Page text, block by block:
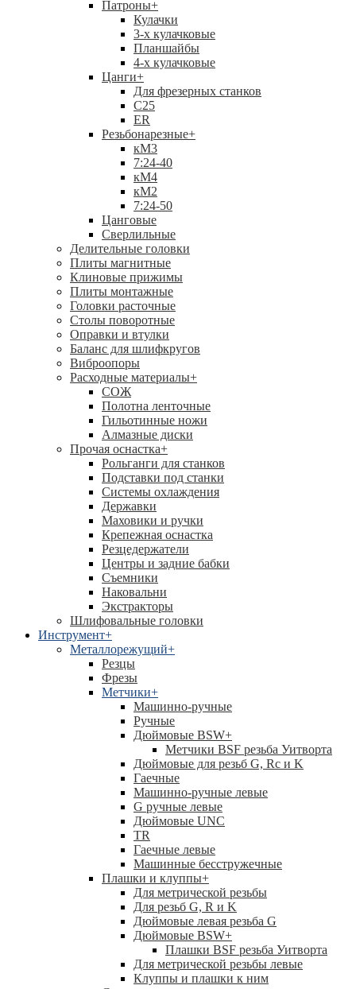
Патроны+
Кулачки
3-х кулачковые
Планшайбы
4-х кулачковые
Цанги+
Для фрезерных станков
С25
ER
Резьбонарезные+
кМ3
7:24-40
кМ4
кМ2
7:24-50
Цанговые
Сверлильные
Делительные головки
Плиты магнитные
Клиновые прижимы
Плиты монтажные
Головки расточные
Столы поворотные
Оправки и втулки
Баланс для шлифкругов
Виброопоры
Расходные материалы+
СОЖ
Полотна ленточные
Гильотинные ножи
Алмазные диски
Прочая оснастка+
Рольганги для станков
Подставки под станки
Системы охлаждения
Державки
Маховики и ручки
Крепежная оснастка
Резцедержатели
Центры и задние бабки
Съемники
Наковальни
Экстракторы
Шлифовальные головки
Инструмент+
Металлорежущий+
Резцы
Фрезы
Метчики+
Машинно-ручные
Ручные
Дюймовые BSW+
Метчики BSF резьба Уитворта
Дюймовые для резьб G, Rc и K
Гаечные
Машинно-ручные левые
G ручные левые
Дюймовые UNC
TR
Гаечные левые
Машинные бесстружечные
Плашки и клуппы+
Для метрической резьбы
Для резьб G, R и K
Дюймовые левая резьба G
Дюймовые BSW+
Плашки BSF резьба Уитворта
Для метрической резьбы левые
Клуппы и плашки к ним